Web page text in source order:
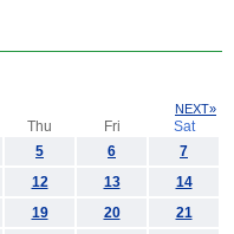
NEXT»
Thu Fri
Sat
5 6
7
12 13
14
19 20
21